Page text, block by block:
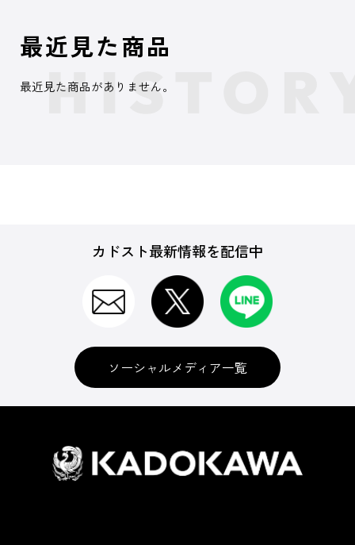
最近見た商品
最近見た商品がありません。
カドスト最新情報を配信中
ソーシャルメディア一覧